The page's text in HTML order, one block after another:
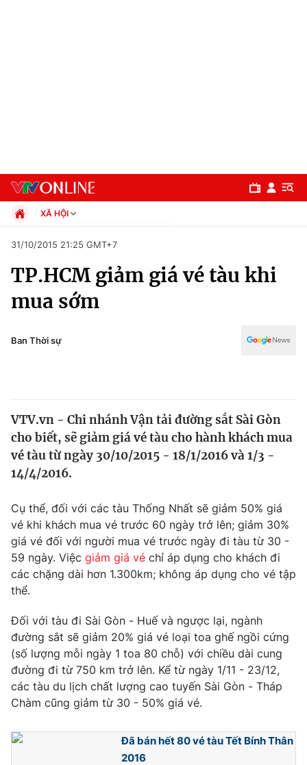
Chuyên mục
Chính trị
Y tế
Thế giới
Thế giới đó đây
Câu chuyện quốc tế
Kinh tế
Tài chính
Thị trường
Góc doanh nghiệp
Dữ liệu và đời sống
Truyền hình
Phim VTV
Hậu trường
Nhân vật
Khán giả
Giải trí
Điện ảnh
Âm nhạc
Sao
Đời sống
Du lịch
Chất lượng cuộc sống
Giáo dục
Tuyển sinh
Công nghệ
XÃ HỘI
Xã hội
Pháp luật
Thể thao
Văn hóa - Giải trí
Giáo dục
31/10/2015 21:25 GMT+7
TP.HCM giảm giá vé tàu khi
mua sớm
Ban Thời sự
VTV.vn - Chi nhánh Vận tải đường sắt Sài Gòn
cho biết, sẽ giảm giá vé tàu cho hành khách mua
vé tàu từ ngày 30/10/2015 - 18/1/2016 và 1/3 -
14/4/2016.
Cụ thể, đối với các tàu Thống Nhất sẽ giảm 50% giá
vé khi khách mua vé trước 60 ngày trở lên; giảm 30%
giá vé đối với người mua vé trước ngày đi tàu từ 30 -
59 ngày. Việc giảm giá vé chỉ áp dụng cho khách đi
các chặng dài hơn 1.300km; không áp dụng cho vé tập
thể.
Đối với tàu đi Sài Gòn - Huế và ngược lại, ngành
đường sắt sẽ giảm 20% giá vé loại toa ghế ngồi cứng
(số lượng mỗi ngày 1 toa 80 chỗ) với chiều dài cung
đường đi từ 750 km trở lên. Kể từ ngày 1/11 - 23/12,
các tàu du lịch chất lượng cao tuyến Sài Gòn - Tháp
Chàm cũng giảm từ 30 - 50% giá vé.
Đã bán hết 80 vé tàu Tết Bính Thân
2016